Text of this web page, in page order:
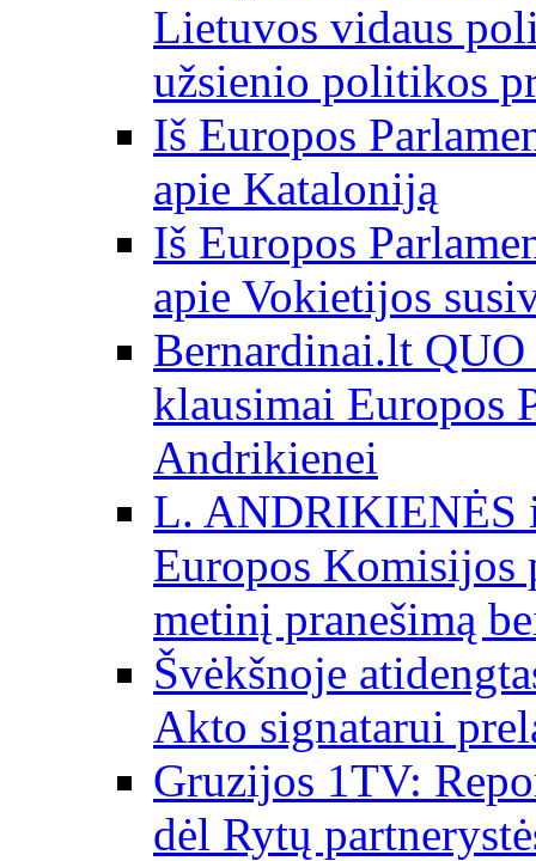
Lietuvos vidaus
užsienio politikos
Iš Europos
apie Kataloniją
Iš Europos
apie Vokietijos
Bernardinai.lt
klausimai Europos
Andrikienei
L. ANDRIKIENĖS
Europos Komisijos
metinį pranešimą
Švėkšnoje
Akto signatarui
Gruzijos 1TV:
dėl Rytų